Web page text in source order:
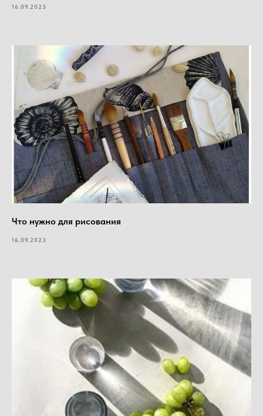
16.09.2023
Что нужно для рисования
16.09.2023